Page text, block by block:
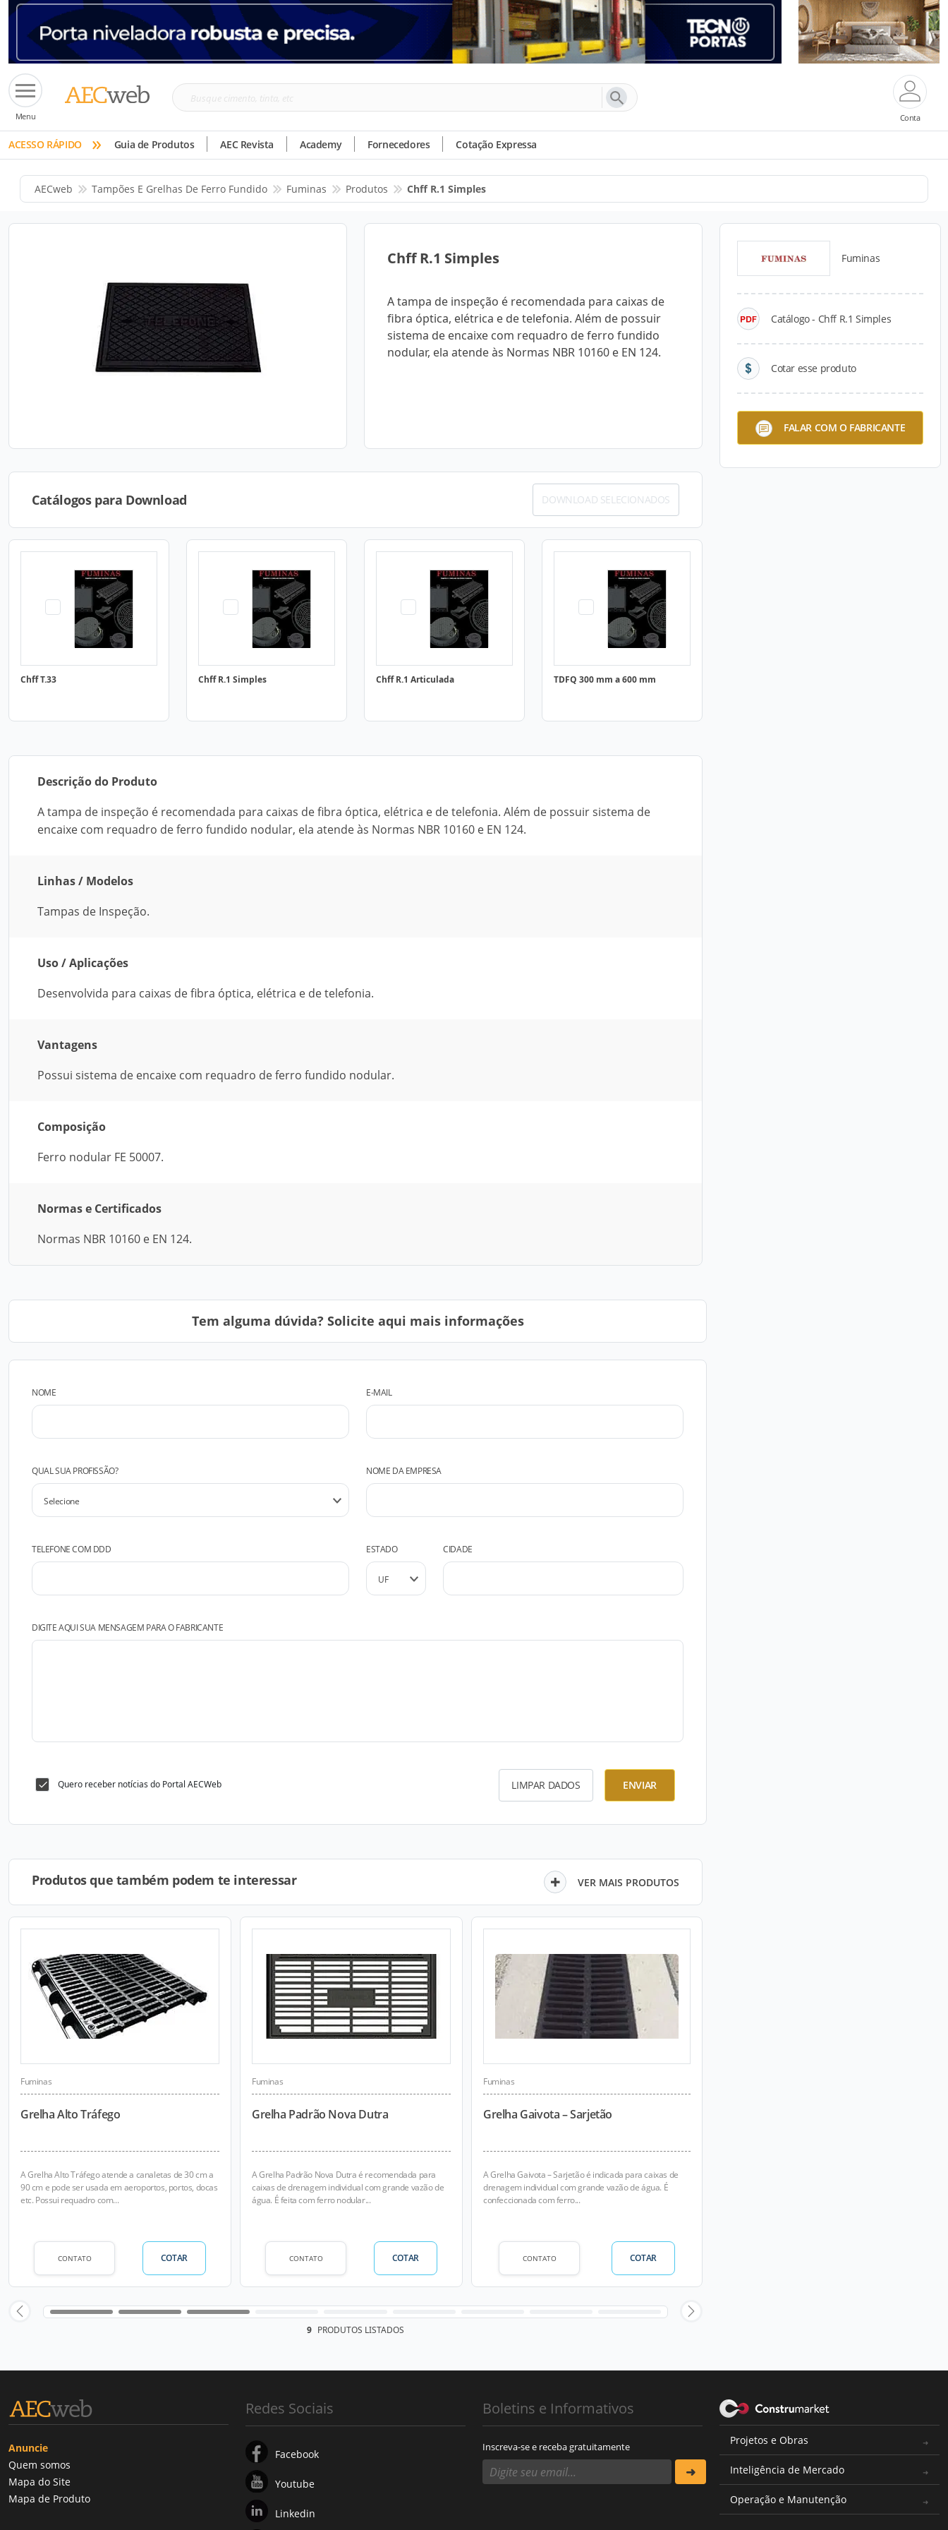
Menu
Busque
tinta,
etc
Conta
ACESSO RÁPIDO » Guia de Produtos AEC Revista Academy Fornecedores Cotação Expressa
AECweb Tampões E Grelhas De Ferro Fundido Fuminas Produtos Chff R.1 Simples
Chff R.1 Simples
A tampa de inspeção é recomendada para caixas de
fibra óptica, elétrica e de telefonia. Além de possuir
sistema de encaixe com requadro de ferro fundido
nodular, ela atende às Normas NBR 10160 e EN 124.
Fuminas
Catálogo - Chff R.1 Simples
Cotar esse produto
FALAR COM O FABRICANTE
Catálogos para Download DOWNLOAD SELECIONADOS
Chff T.33 Chff R.1 Simples Chff R.1 Articulada TDFQ 300 mm a 600 mm
Descrição do Produto
A tampa de inspeção é recomendada para caixas de fibra óptica, elétrica e de telefonia. Além de possuir sistema de
encaixe com requadro de ferro fundido nodular, ela atende às Normas NBR 10160 e EN 124.
Linhas / Modelos
Tampas de Inspeção.
Uso / Aplicações
Desenvolvida para caixas de fibra óptica, elétrica e de telefonia.
Vantagens
Possui sistema de encaixe com requadro de ferro fundido nodular.
Composição
Ferro nodular FE 50007.
Normas e Certificados
Normas NBR 10160 e EN 124.
Tem alguma dúvida? Solicite aqui mais informações
NOME E-MAIL
QUAL SUA PROFISSÃO? NOME DA EMPRESA
TELEFONE COM DDD ESTADO CIDADE
DIGITE AQUI SUA MENSAGEM PARA O FABRICANTE
Quero receber notícias do Portal AECWeb LIMPAR DADOS ENVIAR
Produtos que também podem te interessar VER MAIS PRODUTOS
Fuminas
Grelha Alto Tráfego
A Grelha Alto Tráfego atende a canaletas de 30 cm a
90 cm e pode ser usada em aeroportos, portos, docas
etc. Possui requadro com...
CONTATO COTAR
Fuminas
Grelha Padrão Nova Dutra
A Grelha Padrão Nova Dutra é recomendada para
caixas de drenagem individual com grande vazão de
água. É feita com ferro nodular...
CONTATO COTAR
Fuminas
Grelha Gaivota – Sarjetão
A Grelha Gaivota – Sarjetão é indicada para caixas de
drenagem individual com grande vazão de água. É
confeccionada com ferro...
CONTATO COTAR
9 PRODUTOS LISTADOS
Anuncie
Quem somos
Mapa do Site
Mapa de Produto
Redes Sociais
Facebook
Youtube
Linkedin
Boletins e Informativos
Inscreva-se e receba gratuitamente
Projetos e Obras
Inteligência de Mercado
Operação e Manutenção